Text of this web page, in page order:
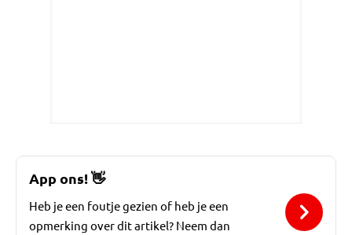
App ons!👋
Heb je een foutje gezien of heb je een
opmerking over dit artikel? Neem dan